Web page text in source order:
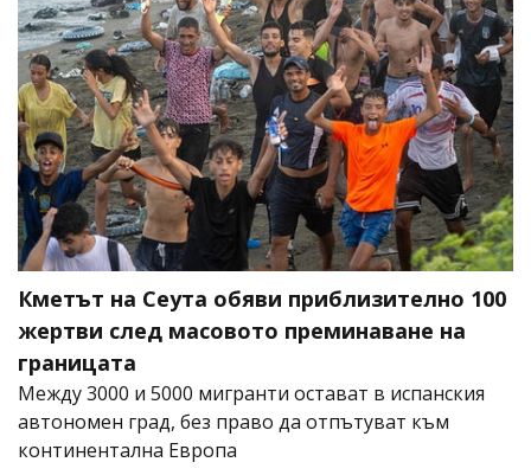
Кметът на Сеута обяви приблизително 100
жертви след масовото преминаване на
границата
Между 3000 и 5000 мигранти остават в испанския
автономен град, без право да отпътуват към
континентална Европа